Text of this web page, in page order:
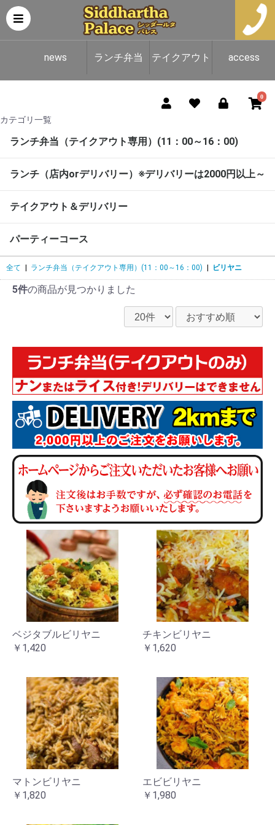
news ランチ弁当 テイクアウト access
0
カテゴリ一覧
ランチ弁当（テイクアウト専用）(11：00～16：00)
ランチ（店内orデリバリー）※デリバリーは2000円以上～
テイクアウト＆デリバリー
パーティーコース
全て ランチ弁当（テイクアウト専用）(11：00～16：00) ビリヤニ
5件の商品が見つかりました
ベジタブルビリヤニ
￥1,420
チキンビリヤニ
￥1,620
マトンビリヤニ
￥1,820
エビビリヤニ
￥1,980